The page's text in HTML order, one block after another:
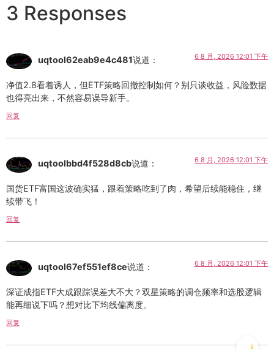
3 Responses
uqtool62eab9e4c481说道： 6 8 月, 2026 12:01 下午
净值2.8看着诱人，但ETF策略回撤控制如何？别只谈收益，风险数据
也得亮出来，不然容易误导新手。
回复
uqtoolbbd4f528d8cb说道： 6 8 月, 2026 12:01 下午
国货ETF富国这波确实猛，跟着策略吃到了肉，希望后续能稳住，继
续带飞！
回复
uqtool67ef551ef8ce说道： 6 8 月, 2026 12:01 下午
深证成指ETF大成跟踪误差大不大？双星策略的调仓频率和选股逻辑
能再细说下吗？想对比下均线偏离度。
回复